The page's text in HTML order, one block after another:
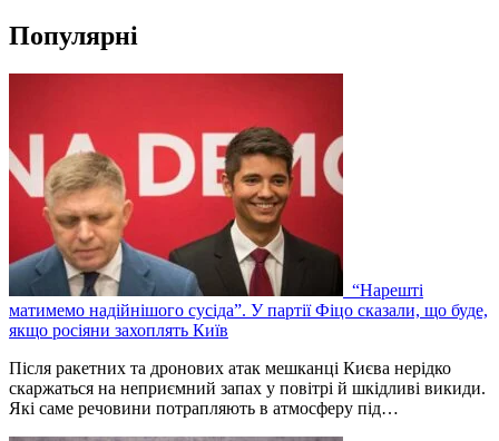
Популярні
“Нарешті
матимемо надійнішого сусіда”. У партії Фіцо сказали, що буде,
якщо росіяни захоплять Київ
Після ракетних та дронових атак мешканці Києва нерідко
скаржаться на неприємний запах у повітрі й шкідливі викиди.
Які саме речовини потрапляють в атмосферу під…